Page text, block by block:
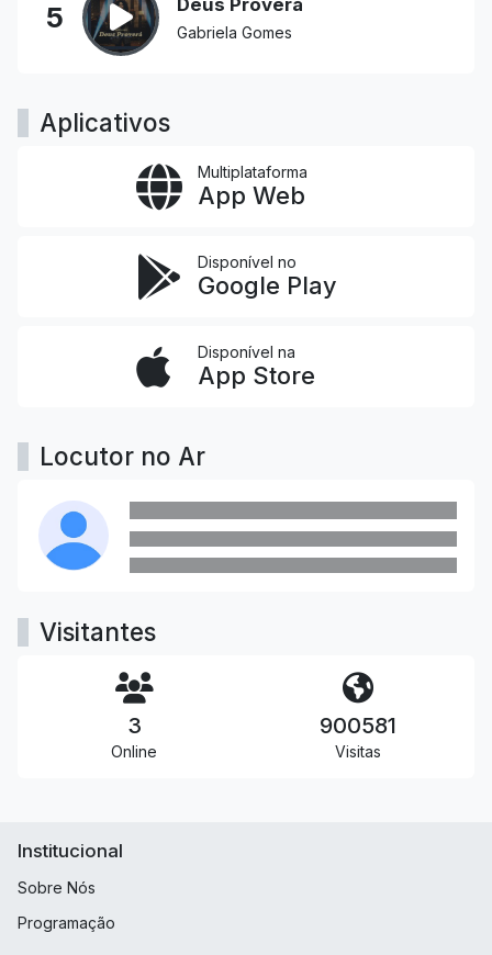
5 Gabriela Gomes
Aplicativos
Multiplataforma
App Web
Disponível no
Google Play
Disponível na
App Store
Locutor no Ar
Visitantes
3
Online
900581
Visitas
Institucional
Sobre Nós
Programação